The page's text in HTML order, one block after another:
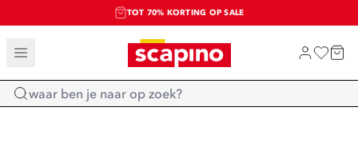
TOT 70% KORTING OP SALE
SALE: LAATSTE KANS!
SHOP NIEUW
Home